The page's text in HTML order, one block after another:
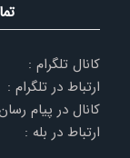
کانال تلگرام :
ارتباط در تلگرام :
کانال در پیام
ارتباط در بله :